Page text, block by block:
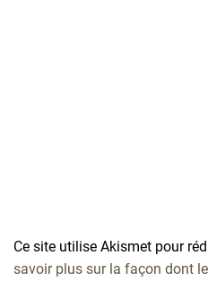
Ce site utilise Akismet pour
savoir plus sur la façon dont